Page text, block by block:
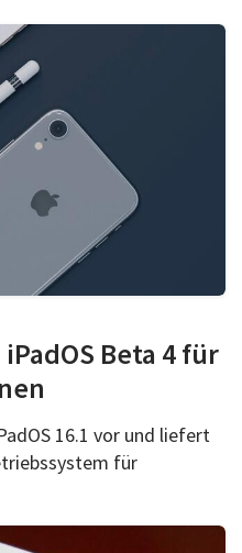
Beta 4 für
16.1 vor und liefert
für